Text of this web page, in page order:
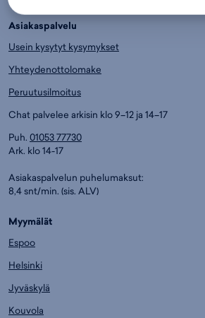
Asiakaspalvelu
Usein kysytyt kysymykset
Yhteydenottolomake
Peruutusilmoitus
Chat palvelee arkisin klo 9–12 ja 14–17
Puh. 01053 77730
Ark. klo 14-17
Asiakaspalvelun puhelumaksut:
8,4 snt/min. (sis. ALV)
Myymälät
Espoo
Helsinki
Jyväskylä
Kouvola